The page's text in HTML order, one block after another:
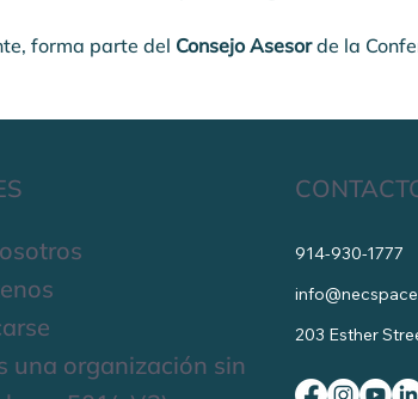
forma parte del Consejo Asesor de la
una organización sin
914-930-1777
203 Esther